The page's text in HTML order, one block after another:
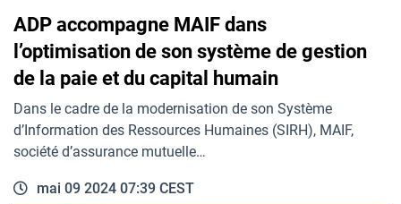
ADP accompagne MAIF dans
l’optimisation de son système de gestion
de la paie et du capital humain
Dans le cadre de la modernisation de son Système
d’Information des Ressources Humaines (SIRH), MAIF,
société d’assurance mutuelle…
mai 09 2024 07:39 CEST